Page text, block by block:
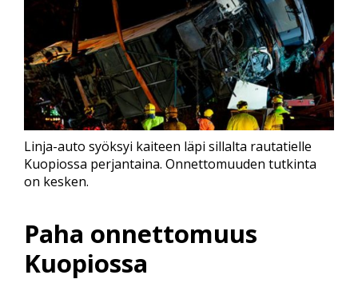
Paha onnettomuus
Kuopiossa
Linja-auto syöksyi kaiteen läpi sillalta rautatielle
Kuopiossa perjantaina. Onnettomuuden tutkinta
on kesken.